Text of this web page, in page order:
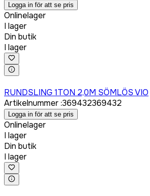
Logga in för att se pris
Onlinelager
I lager
Din butik
I lager
RUNDSLING 1TON 2,0M SÖMLÖS VIO
Artikelnummer:369432369432
Logga in för att se pris
Onlinelager
I lager
Din butik
I lager